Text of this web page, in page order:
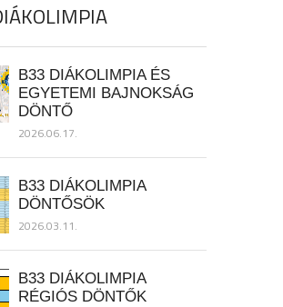
B33 DIÁKOLIMPIA ÉS
EGYETEMI BAJNOKSÁG
DÖNTŐ
2026.06.17.
B33 DIÁKOLIMPIA
DÖNTŐSÖK
2026.03.11.
B33 DIÁKOLIMPIA
RÉGIÓS DÖNTŐK